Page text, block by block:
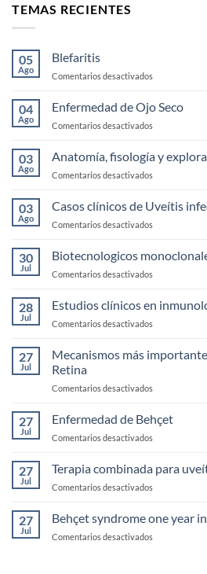
TEMAS RECIENTES
05
Ago
Blefaritis
Comentarios desactivados
04
Ago
Enfermedad de Ojo Seco
Comentarios desactivados
Ojo
Seco
03
Ago
Anatomía, fisología y
Comentarios desactivados
fisología
exploración
la
03
Ago
Casos clínicos de Uveítis
Comentarios desactivados
clínicos
Uveítis
30
Jul
Biotecnologicos
Comentarios desactivados
monoclonales
28
Jul
Estudios clínicos en
Comentarios desactivados
en
27
Jul
Mecanismos más
Retina
Comentarios desactivados
importantes
de
en
27
Jul
Enfermedad de Behçet
Comentarios desactivados
Behçet
27
Jul
Terapia combinada para
Comentarios desactivados
uveítis
27
Jul
Behçet syndrome one year
Comentarios desactivados